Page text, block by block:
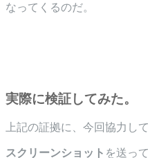
なってくるのだ。
実際に検証してみた。
上記の証拠に、今回協力し
スクリーンショット を送っ